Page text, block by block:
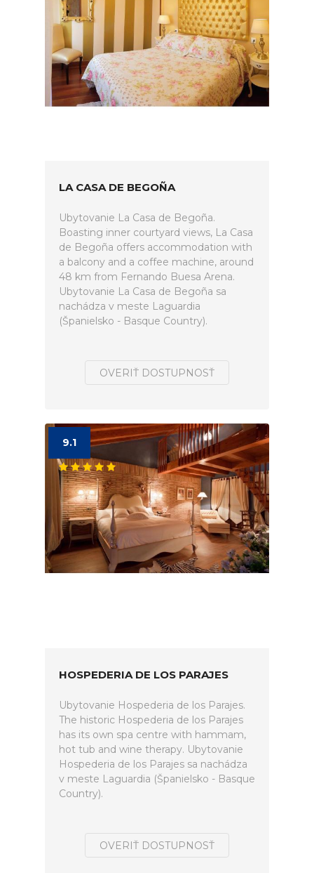
LA CASA DE BEGOÑA
Ubytovanie La Casa de Begoña.
Boasting inner courtyard views, La Casa
de Begoña offers accommodation with
a balcony and a coffee machine, around
48 km from Fernando Buesa Arena.
Ubytovanie La Casa de Begoña sa
nachádza v meste Laguardia
(Španielsko - Basque Country).
OVERIŤ DOSTUPNOSŤ
9.1
HOSPEDERIA DE LOS PARAJES
Ubytovanie Hospederia de los Parajes.
The historic Hospederia de los Parajes
has its own spa centre with hammam,
hot tub and wine therapy. Ubytovanie
Hospederia de los Parajes sa nachádza
v meste Laguardia (Španielsko - Basque
Country).
OVERIŤ DOSTUPNOSŤ